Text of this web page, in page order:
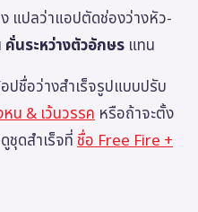
แปลว่าแอปตัดช่องว่างหัว-
คั่นระหว่างตัวอักษร แทน
ชื่อว่างสำเร็จรูปแบบปรับ
น & เว้นวรรค หรือถ้าจะตั้ง
ดสำเร็จที่ชื่อ Free Fire +